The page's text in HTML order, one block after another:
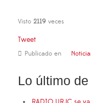
Visto 2119 veces
Tweet
Publicado en
Lo último